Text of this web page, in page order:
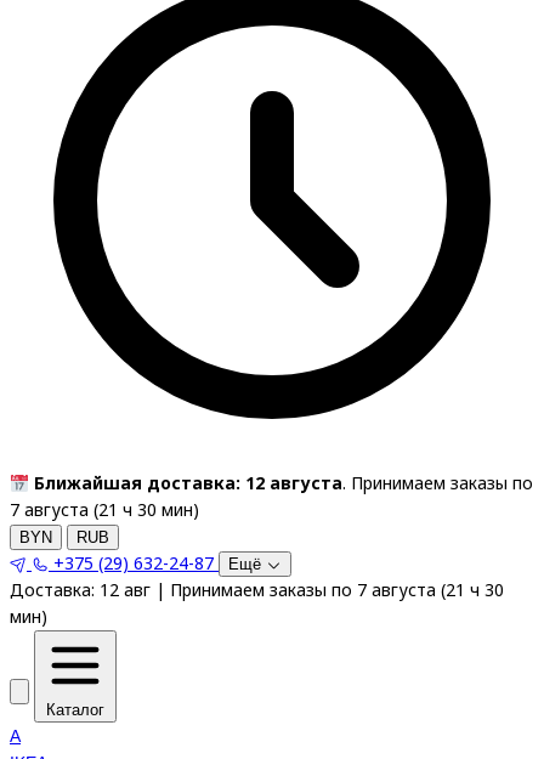
Ближайшая доставка: 12 августа. Принимаем заказы по
7 августа (21 ч 30 мин)
BYN RUB
+375 (29) 632-24-87 Ещё
Доставка: 12 авг | Принимаем заказы по 7 августа (21 ч 30
мин)
Каталог
A